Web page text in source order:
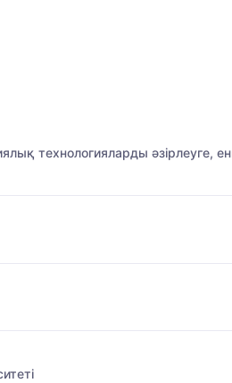
технологияларды әзірлеуге,